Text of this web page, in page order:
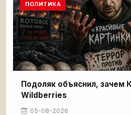
ПОЛИТИКА
Подоляк объяснил, зачем
Wildberries
05-08-2026